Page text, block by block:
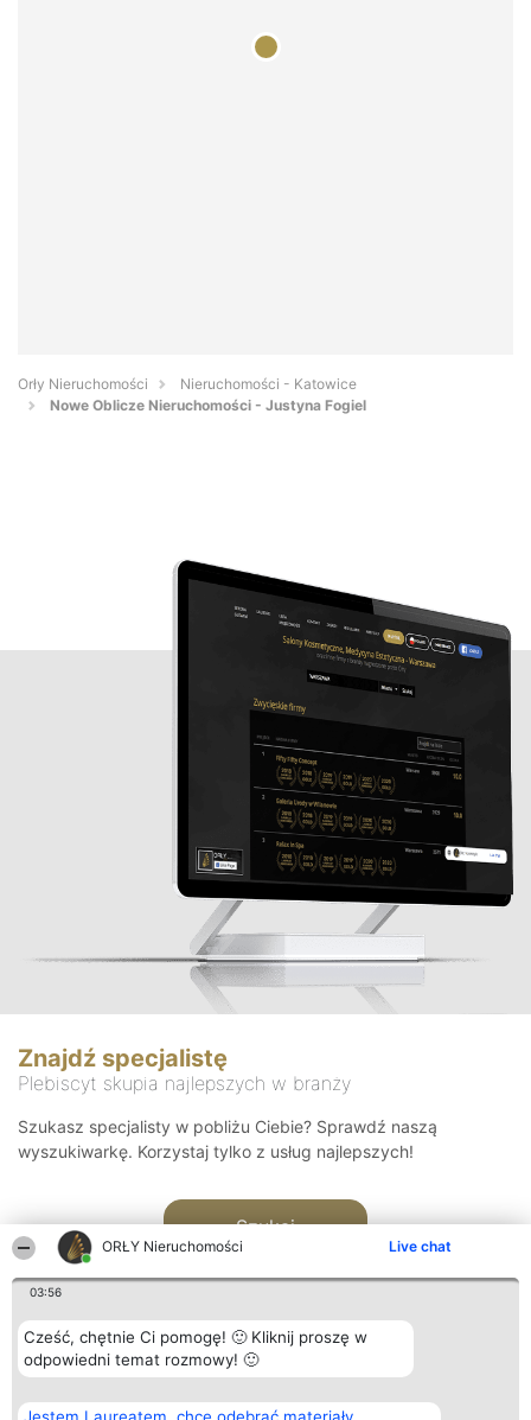
ORŁY Nieruchomości Live chat
03:56
Cześć, chętnie Ci pomogę! 🙂 Kliknij proszę w
odpowiedni temat rozmowy! 🙂
Orły Nieruchomości
Nieruchomości - Katowice
Nowe Oblicze Nieruchomości - Justyna Fogiel
Znajdź specjalistę
Plebiscyt skupia najlepszych w branży
Szukasz specjalisty w pobliżu Ciebie? Sprawdź naszą
wyszukiwarkę. Korzystaj tylko z usług najlepszych!
Szukaj
Organizator plebiscytu Plebiscyt Kontakt